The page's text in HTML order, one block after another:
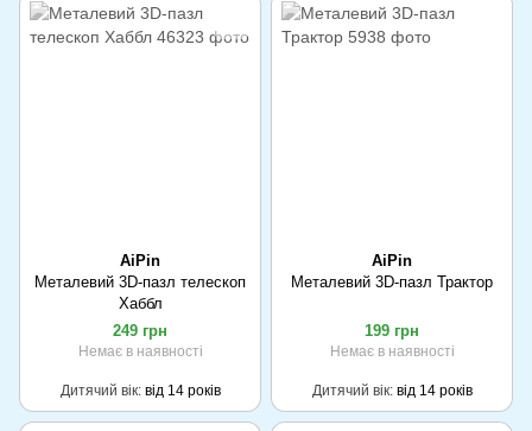
AiPin
Металевий 3D-пазл телескоп
Хаббл
249 грн
Немає в наявності
Дитячий вік від 14 років
AiPin
Металевий 3D-пазл Трактор
199 грн
Немає в наявності
Дитячий вік від 14 років